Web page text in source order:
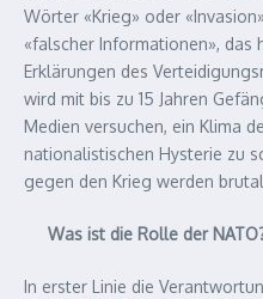
Wörter «Krieg» oder
«falscher Informationen», das
Erklärungen des
wird mit bis zu 15 Jahren
Medien versuchen, ein Klima
nationalistischen Hysterie zu
gegen den Krieg werden
Was ist die Rolle der
In erster Linie die